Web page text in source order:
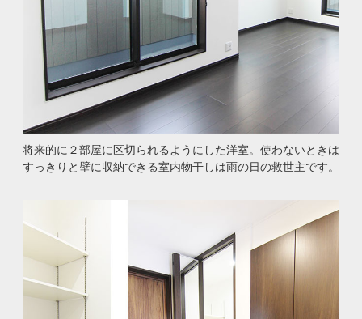
将来的に２部屋に区切られるようにした洋室。使わないときは
すっきりと壁に収納できる室内物干しは雨の日の救世主です。